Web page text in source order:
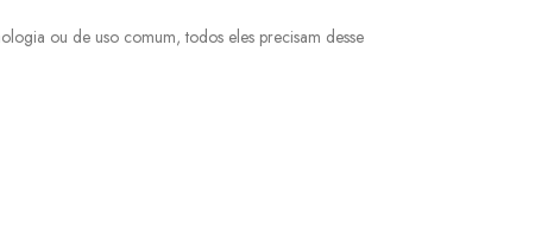
ou de uso comum, todos eles precisam desse